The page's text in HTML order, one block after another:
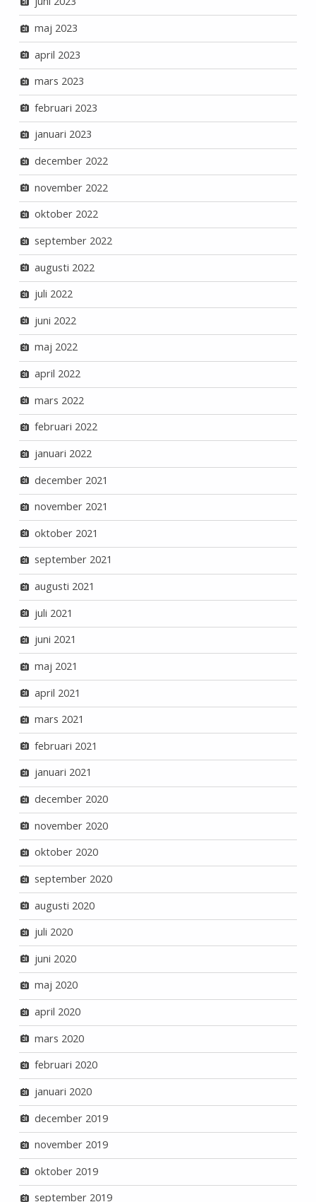
maj 2023
april 2023
mars 2023
februari 2023
januari 2023
december 2022
november 2022
oktober 2022
september 2022
augusti 2022
juli 2022
juni 2022
maj 2022
april 2022
mars 2022
februari 2022
januari 2022
december 2021
november 2021
oktober 2021
september 2021
augusti 2021
juli 2021
juni 2021
maj 2021
april 2021
mars 2021
februari 2021
januari 2021
december 2020
november 2020
oktober 2020
september 2020
augusti 2020
juli 2020
juni 2020
maj 2020
april 2020
mars 2020
februari 2020
januari 2020
december 2019
november 2019
oktober 2019
september 2019